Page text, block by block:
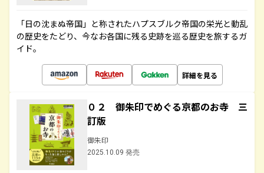
「日の沈まぬ帝国」と称されたハプスブルク帝国の栄光と動乱
の歴史をたどり、今なお各国に残る史跡を巡る歴史を旅するガ
イド。
詳細を見る
０２ 御朱印でめぐる京都のお寺 三
訂版
御朱印
2025.10.09 発売